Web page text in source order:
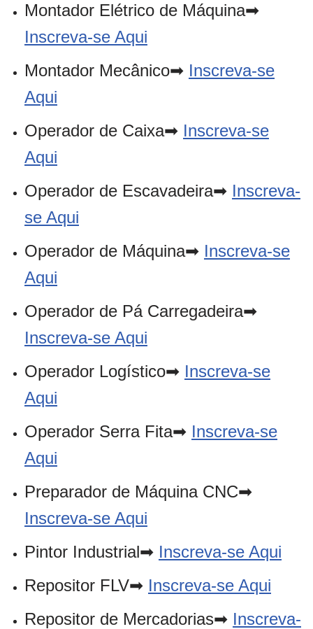
Montador Elétrico de Máquina➡
Inscreva-se Aqui
Montador Mecânico➡ Inscreva-se
Aqui
Operador de Caixa➡ Inscreva-se
Aqui
Operador de Escavadeira➡ Inscreva-
se Aqui
Operador de Máquina➡ Inscreva-se
Aqui
Operador de Pá Carregadeira➡
Inscreva-se Aqui
Operador Logístico➡ Inscreva-se
Aqui
Operador Serra Fita➡ Inscreva-se
Aqui
Preparador de Máquina CNC➡
Inscreva-se Aqui
Pintor Industrial➡ Inscreva-se Aqui
Repositor FLV➡ Inscreva-se Aqui
Repositor de Mercadorias➡ Inscreva-